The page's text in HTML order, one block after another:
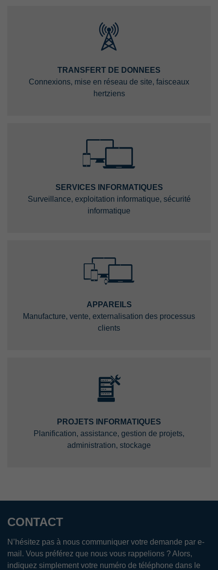
TRANSFERT DE DONNEES
Connexions, mise en réseau de site, faisceaux
hertziens
SERVICES INFORMATIQUES
Surveillance, exploitation informatique, sécurité
informatique
APPAREILS
Manufacture, vente, externalisation des processus
clients
PROJETS INFORMATIQUES
Planification, assistance, gestion de projets,
administration, stockage
CONTACT
N’hésitez pas à nous communiquer votre demande par e-
mail. Vous préférez que nous vous rappelions ? Alors,
indiquez simplement votre numéro de téléphone dans le